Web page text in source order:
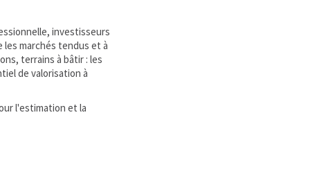
investisseurs
les marchés tendus et à
terrains à bâtir : les
de valorisation à
l'estimation et la